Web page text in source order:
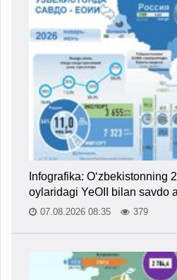
Infografika: O‘zbekistonning
oylaridagi YeOII bilan savdo
07.08.2026 08:35 379